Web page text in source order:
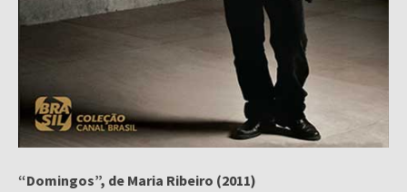
“Domingos”, de Maria Ribeiro (2011)